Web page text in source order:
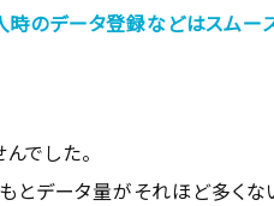
時のデータ登録などはスムー
でした。
とデータ量がそれほど多く